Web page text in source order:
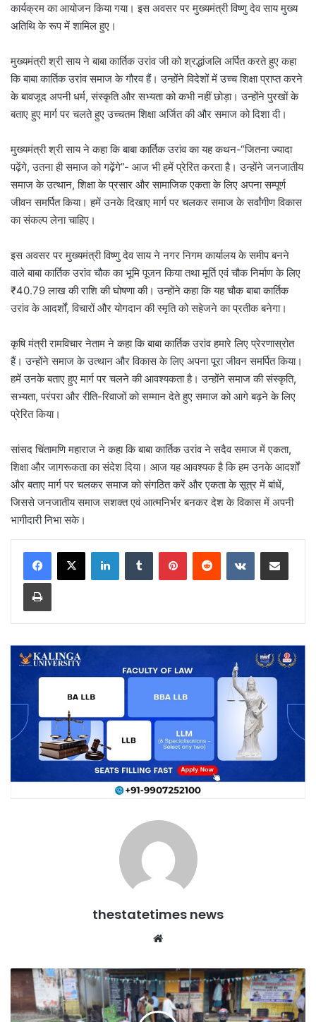
कार्यक्रम का आयोजन किया गया। इस अवसर पर मुख्यमंत्री विष्णु देव साय मुख्य
अतिथि के रूप में शामिल हुए।
मुख्यमंत्री श्री साय ने बाबा कार्तिक उरांव जी को श्रद्धांजलि अर्पित करते हुए कहा
कि बाबा कार्तिक उरांव समाज के गौरव हैं। उन्होंने विदेशों में उच्च शिक्षा प्राप्त करने
के बावजूद अपनी धर्म, संस्कृति और सभ्यता को कभी नहीं छोड़ा। उन्होंने पुरखों के
बताए हुए मार्ग पर चलते हुए उच्चतम शिक्षा अर्जित की और समाज को दिशा दी।
मुख्यमंत्री श्री साय ने कहा कि बाबा कार्तिक उरांव का यह कथन-“जितना ज्यादा
पढ़ेंगे, उतना ही समाज को गढ़ेंगे”- आज भी हमें प्रेरित करता है। उन्होंने जनजातीय
समाज के उत्थान, शिक्षा के प्रसार और सामाजिक एकता के लिए अपना सम्पूर्ण
जीवन समर्पित किया। हमें उनके दिखाए मार्ग पर चलकर समाज के सर्वांगीण विकास
का संकल्प लेना चाहिए।
इस अवसर पर मुख्यमंत्री विष्णु देव साय ने नगर निगम कार्यालय के समीप बनने
वाले बाबा कार्तिक उरांव चौक का भूमि पूजन किया तथा मूर्ति एवं चौक निर्माण के लिए
₹40.79 लाख की राशि की घोषणा की। उन्होंने कहा कि यह चौक बाबा कार्तिक
उरांव के आदर्शों, विचारों और योगदान की स्मृति को सहेजने का प्रतीक बनेगा।
कृषि मंत्री रामविचार नेताम ने कहा कि बाबा कार्तिक उरांव हमारे लिए प्रेरणास्रोत
हैं। उन्होंने समाज के उत्थान और विकास के लिए अपना पूरा जीवन समर्पित किया।
हमें उनके बताए हुए मार्ग पर चलने की आवश्यकता है। उन्होंने समाज की संस्कृति,
सभ्यता, परंपरा और रीति-रिवाजों को सम्मान देते हुए समाज को आगे बढ़ने के लिए
प्रेरित किया।
सांसद चिंतामणि महाराज ने कहा कि बाबा कार्तिक उरांव ने सदैव समाज में एकता,
शिक्षा और जागरूकता का संदेश दिया। आज यह आवश्यक है कि हम उनके आदर्शों
और बताए मार्ग पर चलकर समाज को संगठित करें और एकता के सूत्र में बांधें,
जिससे जनजातीय समाज सशक्त एवं आत्मनिर्भर बनकर देश के विकास में अपनी
भागीदारी निभा सके।
LinkedInTumblr PinterestReddit VKontakteShare via Email
Print
thestatetimes news
कोंडागांव
जिले
में
हेलमेट